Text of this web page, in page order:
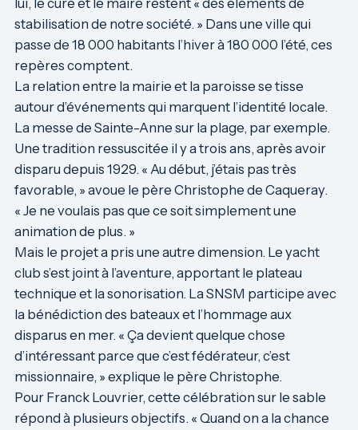
lui, le curé et le maire restent « des éléments de
stabilisation de notre société. » Dans une ville qui
passe de 18 000 habitants l’hiver à 180 000 l’été, ces
repères comptent.
La relation entre la mairie et la paroisse se tisse
autour d’événements qui marquent l’identité locale.
La messe de Sainte-Anne sur la plage, par exemple.
Une tradition ressuscitée il y a trois ans, après avoir
disparu depuis 1929. « Au début, j’étais pas très
favorable, » avoue le père Christophe de Caqueray.
« Je ne voulais pas que ce soit simplement une
animation de plus. »
Mais le projet a pris une autre dimension. Le yacht
club s’est joint à l’aventure, apportant le plateau
technique et la sonorisation. La SNSM participe avec
la bénédiction des bateaux et l’hommage aux
disparus en mer. « Ça devient quelque chose
d’intéressant parce que c’est fédérateur, c’est
missionnaire, » explique le père Christophe.
Pour Franck Louvrier, cette célébration sur le sable
répond à plusieurs objectifs. « Quand on a la chance